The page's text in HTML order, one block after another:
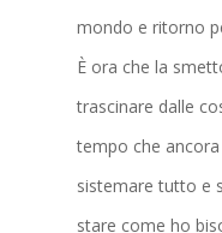
mondo e ritorno
È ora che la
trascinare dalle
tempo che
sistemare tutto e
stare come ho